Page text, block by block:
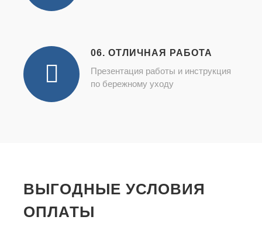
06. ОТЛИЧНАЯ РАБОТА
Презентация работы и инструкция
по бережному уходу
ВЫГОДНЫЕ УСЛОВИЯ
ОПЛАТЫ